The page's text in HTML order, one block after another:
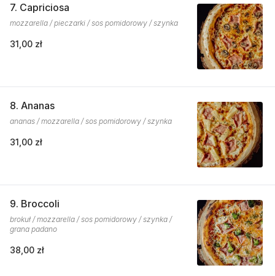
7. Capriciosa
mozzarella / pieczarki / sos pomidorowy / szynka
31,00 zł
8. Ananas
ananas / mozzarella / sos pomidorowy / szynka
31,00 zł
9. Broccoli
brokuł / mozzarella / sos pomidorowy / szynka /
grana padano
38,00 zł